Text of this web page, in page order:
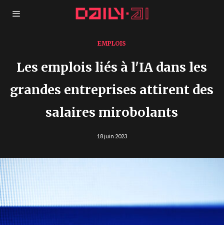
EMPLOIS
Les emplois liés à l'IA dans les
grandes entreprises attirent des
salaires mirobolants
18 juin 2023